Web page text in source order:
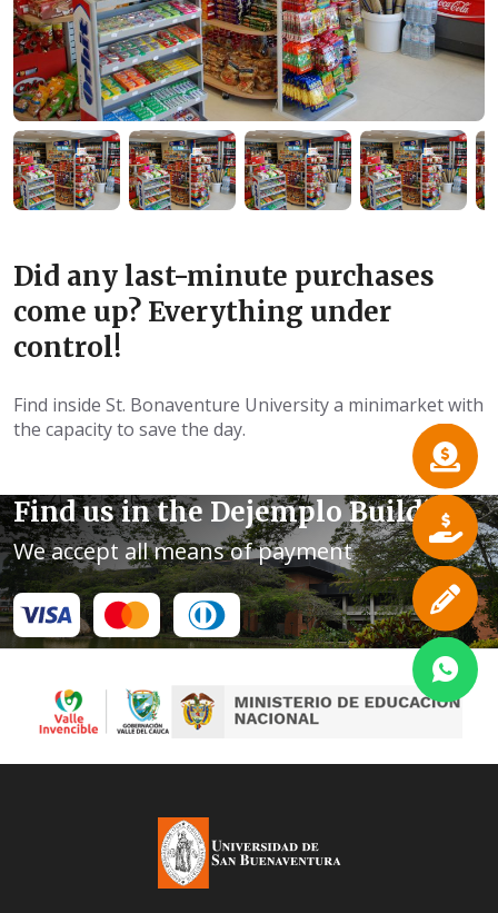
Did any last-minute purchases
come up? Everything under
control!
Find inside St. Bonaventure University a minimarket with
the capacity to save the day.
Find us in the Dejemplo Building
We accept all means of payment